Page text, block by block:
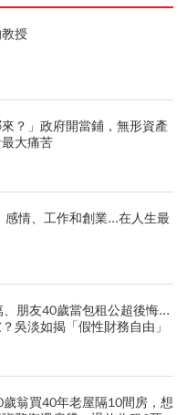
授
來？」政府開當鋪，無形資產
大痛苦
情、工作和創業...在人生最
朋友40歲當包租公超後悔...
吳淡如揭「假性財務自由」
翁買40年老屋隔10間房，想